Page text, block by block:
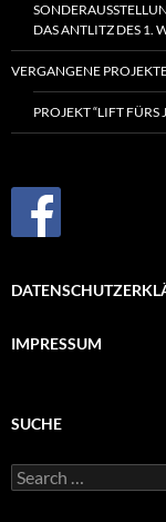
DAS ANTLITZ DES 1.
VERGANGENE
PROJEKT “LIFT
IMPRESSUM
SUCHE
Search
for: